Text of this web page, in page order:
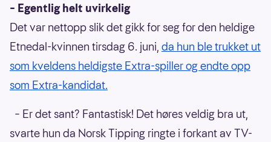
– Egentlig helt uvirkelig
Det var nettopp slik det gikk for seg for den heldige
Etnedal-kvinnen tirsdag 6. juni, da hun ble trukket ut
som kveldens heldigste Extra-spiller og endte opp
som Extra-kandidat.
– Er det sant? Fantastisk! Det høres veldig bra ut,
svarte hun da Norsk Tipping ringte i forkant av TV-